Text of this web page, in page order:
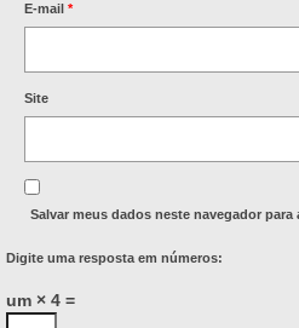
E-mail *
Site
Salvar meus dados neste navegador
Digite uma resposta em números:
um × 4 =